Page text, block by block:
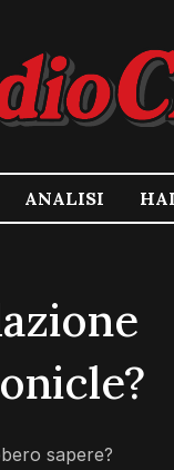
ANALISI
sapere?